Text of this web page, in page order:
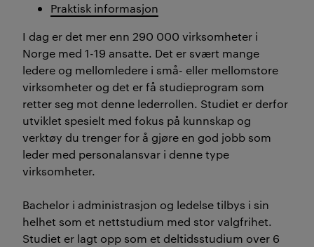
Praktisk informasjon
I dag er det mer enn 290 000 virksomheter i
Norge med 1-19 ansatte. Det er svært mange
ledere og mellomledere i små- eller mellomstore
virksomheter og det er få studieprogram som
retter seg mot denne lederrollen. Studiet er derfor
utviklet spesielt med fokus på kunnskap og
verktøy du trenger for å gjøre en god jobb som
leder med personalansvar i denne type
virksomheter.
Bachelor i administrasjon og ledelse tilbys i sin
helhet som et nettstudium med stor valgfrihet.
Studiet er lagt opp som et deltidsstudium over 6